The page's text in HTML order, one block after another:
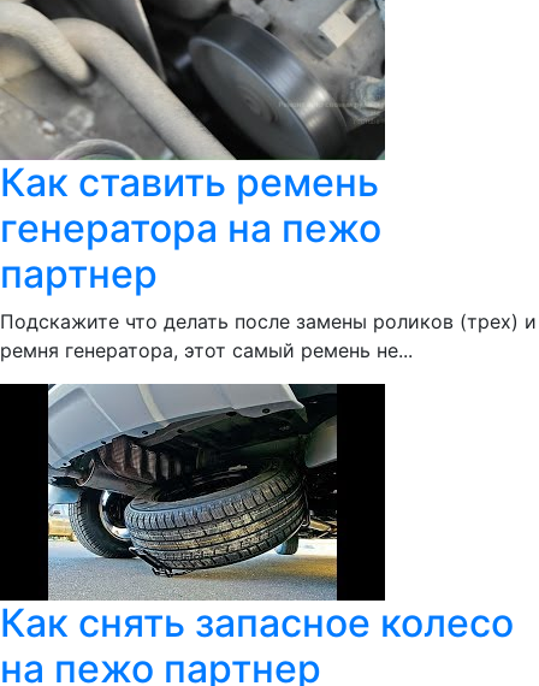
Как ставить ремень
генератора на пежо
партнер
Подскажите что делать после замены роликов (трех) и
ремня генератора, этот самый ремень не...
Как снять запасное колесо
на пежо партнер